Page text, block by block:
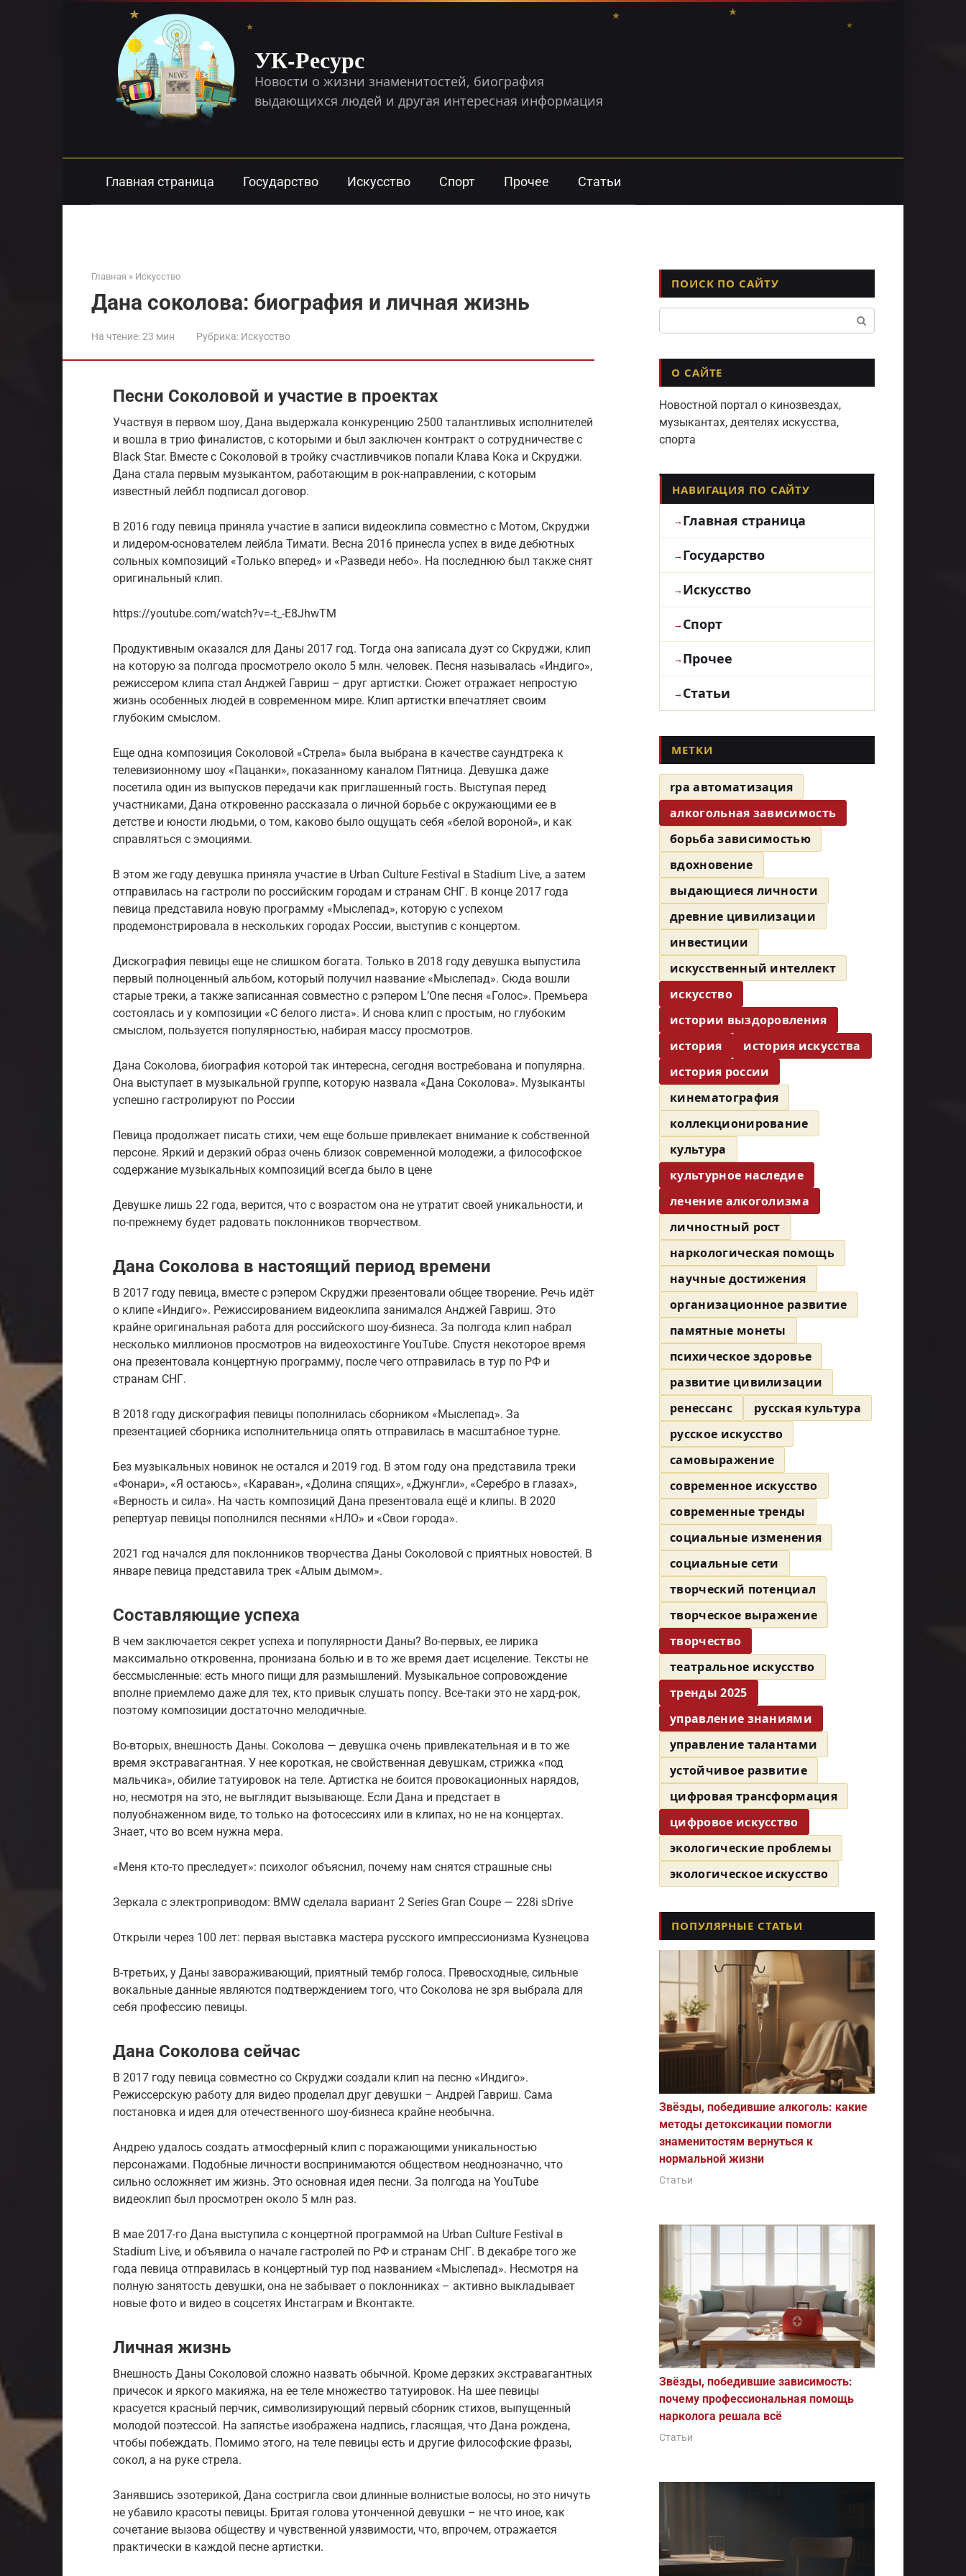
УК-Ресурс
Новости о жизни знаменитостей, биография
выдающихся людей и другая интересная информация
Главная страница Государство Искусство Спорт Прочее Статьи
Главная » Искусство
Дана соколова: биография и личная жизнь
На чтение:23 мин Рубрика: Искусство
Песни Соколовой и участие в проектах
Участвуя в первом шоу, Дана выдержала конкуренцию 2500 талантливых исполнителей
и вошла в трио финалистов, с которыми и был заключен контракт о сотрудничестве с
Black Star. Вместе с Соколовой в тройку счастливчиков попали Клава Кока и Скруджи.
Дана стала первым музыкантом, работающим в рок-направлении, с которым
известный лейбл подписал договор.
В 2016 году певица приняла участие в записи видеоклипа совместно с Мотом, Скруджи
и лидером-основателем лейбла Тимати. Весна 2016 принесла успех в виде дебютных
сольных композиций «Только вперед» и «Разведи небо». На последнюю был также снят
оригинальный клип.
https://youtube.com/watch?v=-t_-E8JhwTM
Продуктивным оказался для Даны 2017 год. Тогда она записала дуэт со Скруджи, клип
на которую за полгода просмотрело около 5 млн. человек. Песня называлась «Индиго»,
режиссером клипа стал Анджей Гавриш – друг артистки. Сюжет отражает непростую
жизнь особенных людей в современном мире. Клип артистки впечатляет своим
глубоким смыслом.
Еще одна композиция Соколовой «Стрела» была выбрана в качестве саундтрека к
телевизионному шоу «Пацанки», показанному каналом Пятница. Девушка даже
посетила один из выпусков передачи как приглашенный гость. Выступая перед
участниками, Дана откровенно рассказала о личной борьбе с окружающими ее в
детстве и юности людьми, о том, каково было ощущать себя «белой вороной», и как
справляться с эмоциями.
В этом же году девушка приняла участие в Urban Culture Festival в Stadium Live, а затем
отправилась на гастроли по российским городам и странам СНГ. В конце 2017 года
певица представила новую программу «Мыслепад», которую с успехом
продемонстрировала в нескольких городах России, выступив с концертом.
Дискография певицы еще не слишком богата. Только в 2018 году девушка выпустила
первый полноценный альбом, который получил название «Мыслепад». Сюда вошли
старые треки, а также записанная совместно с рэпером L’One песня «Голос». Премьера
состоялась и у композиции «С белого листа». И снова клип с простым, но глубоким
смыслом, пользуется популярностью, набирая массу просмотров.
Дана Соколова, биография которой так интересна, сегодня востребована и популярна.
Она выступает в музыкальной группе, которую назвала «Дана Соколова». Музыканты
успешно гастролируют по России
Певица продолжает писать стихи, чем еще больше привлекает внимание к собственной
персоне. Яркий и дерзкий образ очень близок современной молодежи, а философское
содержание музыкальных композиций всегда было в цене
Девушке лишь 22 года, верится, что с возрастом она не утратит своей уникальности, и
по-прежнему будет радовать поклонников творчеством.
Дана Соколова в настоящий период времени
В 2017 году певица, вместе с рэпером Скруджи презентовали общее творение. Речь идёт
о клипе «Индиго». Режиссированием видеоклипа занимался Анджей Гавриш. Это
крайне оригинальная работа для российского шоу-бизнеса. За полгода клип набрал
несколько миллионов просмотров на видеохостинге YouTube. Спустя некоторое время
она презентовала концертную программу, после чего отправилась в тур по РФ и
странам СНГ.
В 2018 году дискография певицы пополнилась сборником «Мыслепад». За
презентацией сборника исполнительница опять отправилась в масштабное турне.
Без музыкальных новинок не остался и 2019 год. В этом году она представила треки
«Фонари», «Я остаюсь», «Караван», «Долина спящих», «Джунгли», «Серебро в глазах»,
«Верность и сила». На часть композиций Дана презентовала ещё и клипы. В 2020
репертуар певицы пополнился песнями «НЛО» и «Свои города».
2021 год начался для поклонников творчества Даны Соколовой с приятных новостей. В
январе певица представила трек «Алым дымом».
Составляющие успеха
В чем заключается секрет успеха и популярности Даны? Во-первых, ее лирика
максимально откровенна, пронизана болью и в то же время дает исцеление. Тексты не
бессмысленные: есть много пищи для размышлений. Музыкальное сопровождение
вполне приемлемо даже для тех, кто привык слушать попсу. Все-таки это не хард-рок,
поэтому композиции достаточно мелодичные.
Во-вторых, внешность Даны. Соколова — девушка очень привлекательная и в то же
время экстравагантная. У нее короткая, не свойственная девушкам, стрижка «под
мальчика», обилие татуировок на теле. Артистка не боится провокационных нарядов,
но, несмотря на это, не выглядит вызывающе. Если Дана и предстает в
полуобнаженном виде, то только на фотосессиях или в клипах, но не на концертах.
Знает, что во всем нужна мера.
«Меня кто-то преследует»: психолог объяснил, почему нам снятся страшные сны
Зеркала с электроприводом: BMW сделала вариант 2 Series Gran Coupe — 228i sDrive
Открыли через 100 лет: первая выставка мастера русского импрессионизма Кузнецова
В-третьих, у Даны завораживающий, приятный тембр голоса. Превосходные, сильные
вокальные данные являются подтверждением того, что Соколова не зря выбрала для
себя профессию певицы.
Дана Соколова сейчас
В 2017 году певица совместно со Скруджи создали клип на песню «Индиго».
Режиссерскую работу для видео проделал друг девушки – Андрей Гавриш. Сама
постановка и идея для отечественного шоу-бизнеса крайне необычна.
Андрею удалось создать атмосферный клип с поражающими уникальностью
персонажами. Подобные личности воспринимаются обществом неоднозначно, что
сильно осложняет им жизнь. Это основная идея песни. За полгода на YouTube
видеоклип был просмотрен около 5 млн раз.
В мае 2017-го Дана выступила с концертной программой на Urban Culture Festival в
Stadium Live, и объявила о начале гастролей по РФ и странам СНГ. В декабре того же
года певица отправилась в концертный тур под названием «Мыслепад». Несмотря на
полную занятость девушки, она не забывает о поклонниках – активно выкладывает
новые фото и видео в соцсетях Инстаграм и Вконтакте.
Личная жизнь
Внешность Даны Соколовой сложно назвать обычной. Кроме дерзких экстравагантных
причесок и яркого макияжа, на ее теле множество татуировок. На шее певицы
красуется красный перчик, символизирующий первый сборник стихов, выпущенный
молодой поэтессой. На запястье изображена надпись, гласящая, что Дана рождена,
чтобы побеждать. Помимо этого, на теле певицы есть и другие философские фразы,
сокол, а на руке стрела.
Занявшись эзотерикой, Дана состригла свои длинные волнистые волосы, но это ничуть
не убавило красоты певицы. Бритая голова утонченной девушки – не что иное, как
сочетание вызова обществу и чувственной уязвимости, что, впрочем, отражается
практически в каждой песне артистки.
ПОИСК ПО САЙТУ
О САЙТЕ
Новостной портал о кинозвездах,
музыкантах, деятелях искусства,
спорта
НАВИГАЦИЯ ПО САЙТУ
Главная страница
Государство
Искусство
Спорт
Прочее
Статьи
МЕТКИ
rpa автоматизация
алкогольная зависимость
борьба зависимостью
вдохновение
выдающиеся личности
древние цивилизации
инвестиции
искусственный интеллект
искусство
истории выздоровления
история
история искусства
история россии
кинематография
коллекционирование
культура
культурное наследие
лечение алкоголизма
личностный рост
наркологическая помощь
научные достижения
организационное развитие
памятные монеты
психическое здоровье
развитие цивилизации
ренессанс
русская культура
русское искусство
самовыражение
современное искусство
современные тренды
социальные изменения
социальные сети
творческий потенциал
творческое выражение
творчество
театральное искусство
тренды 2025
управление знаниями
управление талантами
устойчивое развитие
цифровая трансформация
цифровое искусство
экологические проблемы
экологическое искусство
ПОПУЛЯРНЫЕ СТАТЬИ
Звёзды, победившие алкоголь: какие
методы детоксикации помогли
знаменитостям вернуться к
нормальной жизни
Статьи
Звёзды, победившие зависимость:
почему профессиональная помощь
нарколога решала всё
Статьи